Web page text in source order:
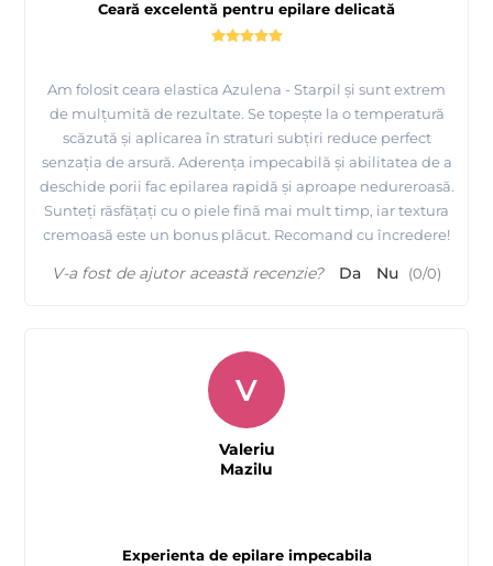
Ceară excelentă pentru epilare delicată
Am folosit ceara elastica Azulena - Starpil și sunt extrem
de mulțumită de rezultate. Se topește la o temperatură
scăzută și aplicarea în straturi subțiri reduce perfect
senzația de arsură. Aderența impecabilă și abilitatea de a
deschide porii fac epilarea rapidă și aproape nedureroasă.
Sunteți răsfățați cu o piele fină mai mult timp, iar textura
cremoasă este un bonus plăcut. Recomand cu încredere!
V-a fost de ajutor această recenzie? Da Nu (0/0)
Experienta de epilare impecabila
V
Valeriu
Mazilu